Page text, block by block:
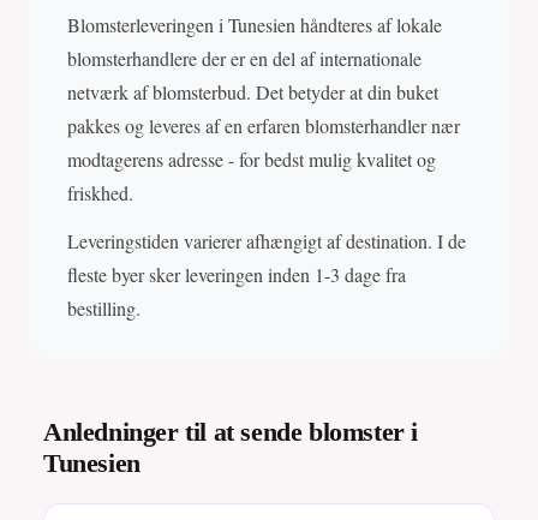
Blomsterleveringen i Tunesien håndteres af lokale
blomsterhandlere der er en del af internationale
netværk af blomsterbud. Det betyder at din buket
pakkes og leveres af en erfaren blomsterhandler nær
modtagerens adresse - for bedst mulig kvalitet og
friskhed.
Leveringstiden varierer afhængigt af destination. I de
fleste byer sker leveringen inden 1-3 dage fra
bestilling.
Anledninger til at sende blomster i
Tunesien